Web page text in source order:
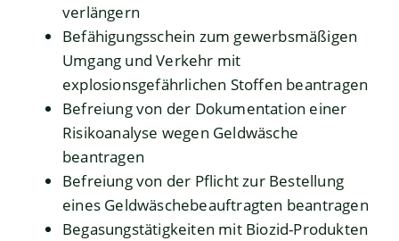
verlängern
Befähigungsschein zum gewerbsmäßigen
Umgang und Verkehr mit
explosionsgefährlichen Stoffen beantragen
Befreiung von der Dokumentation einer
Risikoanalyse wegen Geldwäsche
beantragen
Befreiung von der Pflicht zur Bestellung
eines Geldwäschebeauftragten beantragen
Begasungstätigkeiten mit Biozid-Produkten